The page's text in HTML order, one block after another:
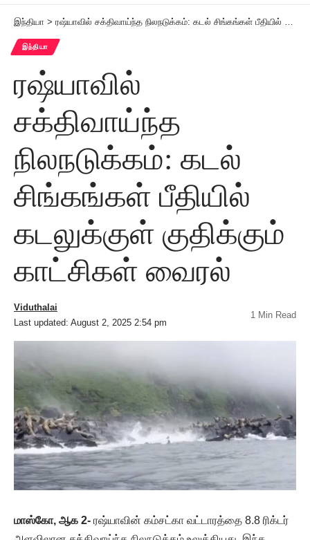
இந்தியா > ரஷ்யாவில் சக்திவாய்ந்த நிலநடுக்கம்: கடல் சிங்கங்கள் பீதியில் கடலுக்குள் குதிக்கும் காட்சிகள் வைரல்
இந்தியா
ரஷ்யாவில்
சக்திவாய்ந்த
நிலநடுக்கம்: கடல்
சிங்கங்கள் பீதியில்
கடலுக்குள் குதிக்கும்
காட்சிகள் வைரல்
Last updated: August 2, 2025 2:54 pm
Viduthalai
1 Min Read
மாஸ்கோ, ஆக 2- ரஷ்யாவின் கம்சட்கா வட்டாரத்தை 8.8 ரிக்டர்